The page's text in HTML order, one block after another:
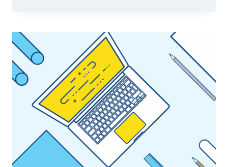
NE
RESPECTENT
PAS
ET
NE
SUIVENT
PAS
LES
LIMITES
DES